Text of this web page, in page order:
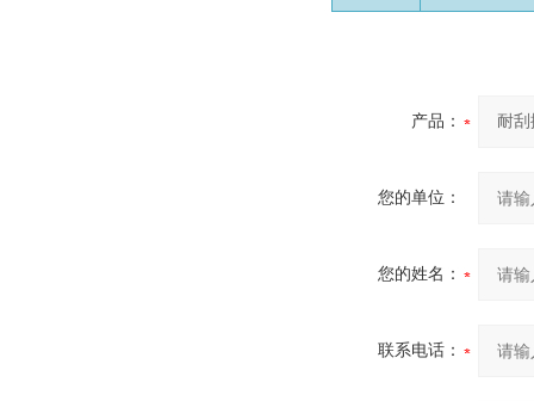
产品：
您的单位：
您的姓名：
联系电话：